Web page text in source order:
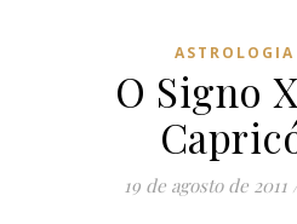
O Signo
19 de agosto de 2011